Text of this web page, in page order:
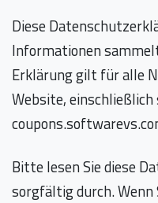
Diese
Informationen
Erklärung gilt für alle
Website,
Bitte lesen Sie diese
sorgfältig durch.